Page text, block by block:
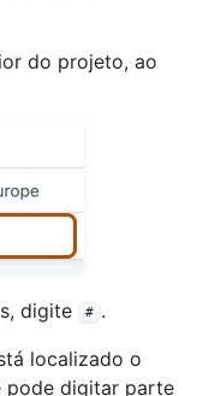
do projeto, ao
digite # .
localizado o
pode digitar parte